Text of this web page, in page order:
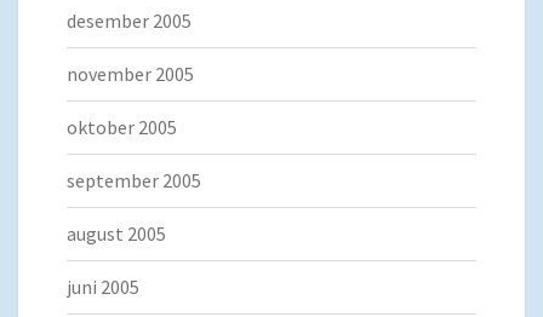
desember 2005
november 2005
oktober 2005
september 2005
august 2005
juni 2005